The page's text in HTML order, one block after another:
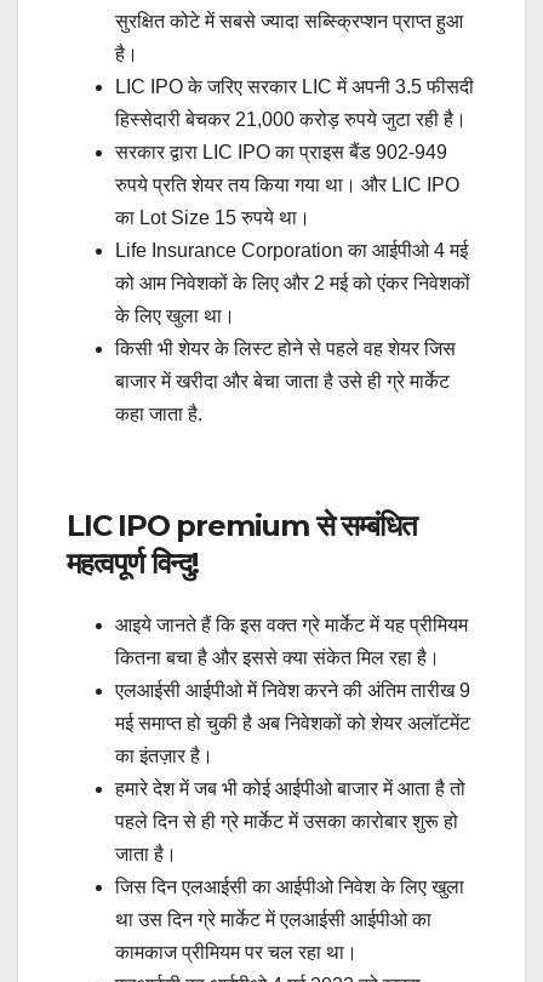
सुरक्षित कोटे में सबसे ज्यादा सब्स्क्रिप्शन प्राप्त हुआ
है।
LIC IPO के जरिए सरकार LIC में अपनी 3.5 फीसदी
हिस्सेदारी बेचकर 21,000 करोड़ रुपये जुटा रही है।
सरकार द्वारा LIC IPO का प्राइस बैंड 902-949
रुपये प्रति शेयर तय किया गया था। और LIC IPO
का Lot Size 15 रुपये था।
Life Insurance Corporation का आईपीओ 4 मई
को आम निवेशकों के लिए और 2 मई को एंकर निवेशकों
के लिए खुला था।
किसी भी शेयर के लिस्ट होने से पहले वह शेयर जिस
बाजार में खरीदा और बेचा जाता है उसे ही ग्रे मार्केट
कहा जाता है.
LIC IPO premium से सम्बंधित
महत्वपूर्ण विन्दु!
आइये जानते हैं कि इस वक्त ग्रे मार्केट में यह प्रीमियम
कितना बचा है और इससे क्या संकेत मिल रहा है।
एलआईसी आईपीओ में निवेश करने की अंतिम तारीख 9
मई समाप्त हो चुकी है अब निवेशकों को शेयर अलॉटमेंट
का इंतज़ार है।
हमारे देश में जब भी कोई आईपीओ बाजार में आता है तो
पहले दिन से ही ग्रे मार्केट में उसका कारोबार शुरू हो
जाता है।
जिस दिन एलआईसी का आईपीओ निवेश के लिए खुला
था उस दिन ग्रे मार्केट में एलआईसी आईपीओ का
कामकाज प्रीमियम पर चल रहा था।